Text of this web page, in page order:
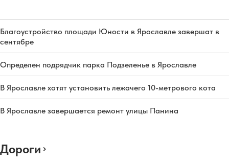
Благоустройство площади Юности в Ярославле завершат в
сентябре
Определен подрядчик парка Подзеленье в Ярославле
В Ярославле хотят установить лежачего 10-метрового кота
В Ярославле завершается ремонт улицы Панина
Дороги